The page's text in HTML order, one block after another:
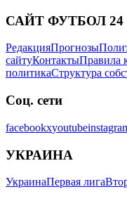
САЙТ ФУТБОЛ 24
РедакцияПрогнозы
сайтуКонтактыПравила
политикаСтруктура
Соц. сети
facebookxyoutube
УКРАИНА
УкраинаПервая лига